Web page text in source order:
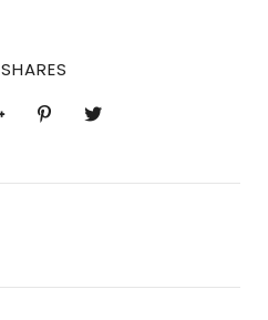
SHARES